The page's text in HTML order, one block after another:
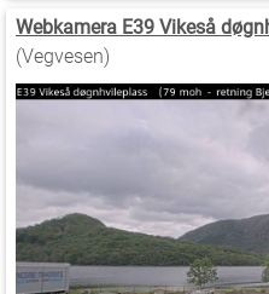
Webkamera E39 Vikeså
(Vegvesen)